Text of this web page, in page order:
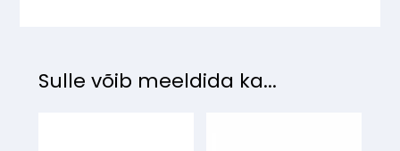
Sulle võib meeldida ka...